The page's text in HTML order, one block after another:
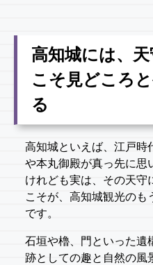
高知城には、
こそ見どころ
る
高知城といえば、江戸時
や本丸御殿が真っ先に思
けれども実は、その天守
こそが、高知城観光のも
です。
石垣や櫓、門といった遺
跡としての趣と自然の風